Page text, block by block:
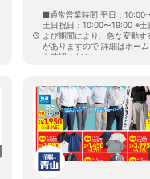
■通常営業時間 平日：10:00
土日祝日：10:00〜19:00 ※土
よび期間により、急な変動す
がありますので 詳細はホー
を確認ください